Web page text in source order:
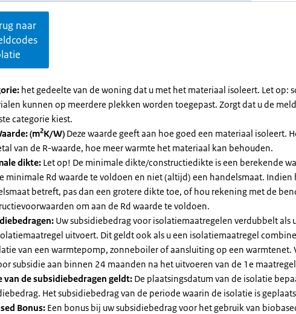
naar
het gedeelte van de woning dat u met het materiaal isoleert. Let op:
kunnen op meerdere plekken worden toegepast. Zorgt dat u de
categorie kiest.
(m2K/W) Deze waarde geeft aan hoe goed een materiaal isoleert.
van de R-waarde, hoe meer warmte het materiaal kan behouden.
dikte: Let op! De minimale dikte/constructiedikte is een berekende
minimale Rd waarde te voldoen en niet (altijd) een handelsmaat. Indien
betreft, pas dan een grotere dikte toe, of hou rekening met de
om aan de Rd waarde te voldoen.
Uw subsidiebedrag voor isolatiemaatregelen verdubbelt als
uitvoert. Dit geldt ook als u een isolatiemaatregel
van een warmtepomp, zonneboiler of aansluiting op een warmtenet.
subsidie aan binnen 24 maanden na het uitvoeren van de 1e
van de subsidiebedragen geldt: De plaatsingsdatum van de isolatie
Het subsidiebedrag van de periode waarin de isolatie is
Bonus: Een bonus bij uw subsidiebedrag voor het gebruik van